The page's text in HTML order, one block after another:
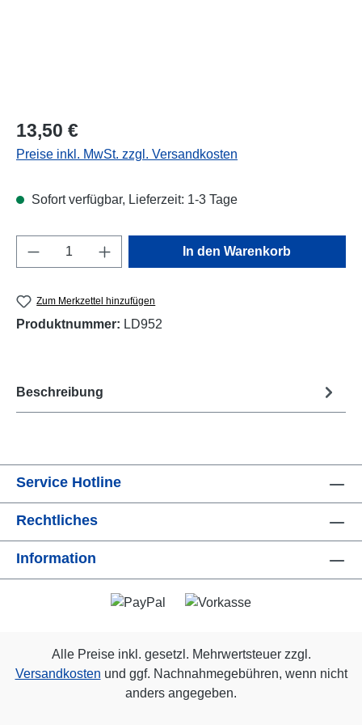
Regulärer Preis:
13,50 €
Preise inkl. MwSt. zzgl. Versandkosten
Sofort verfügbar, Lieferzeit: 1-3 Tage
Produkt Anzahl: Gib den gewünschten
In den Warenkorb
Zum Merkzettel hinzufügen
Produktnummer: LD952
Beschreibung
Service Hotline
Rechtliches
Information
Alle Preise inkl. gesetzl. Mehrwertsteuer zzgl.
Versandkosten und ggf. Nachnahmegebühren, wenn nicht
anders angegeben.